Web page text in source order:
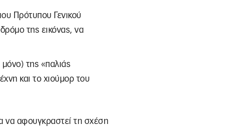
Πρότυπου Γενικού
της εικόνας, να
της «παλιάς
και το χιούμορ του
να αφουγκραστεί τη σχέση